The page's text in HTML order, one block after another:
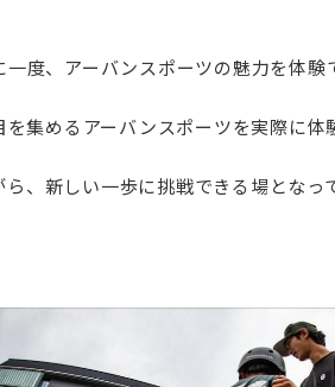
度、アーバンスポーツの魅力を体験
集めるアーバンスポーツを実際に体
、新しい一歩に挑戦できる場となっ